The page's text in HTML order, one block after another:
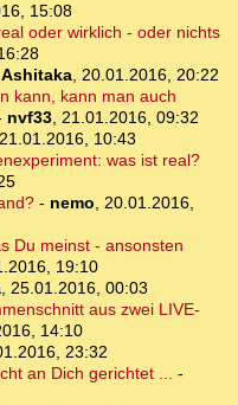
15:08
oder wirklich - oder nichts
Ashitaka, 20.01.2016, 20:22
kann, kann man auch
nvf33 21.01.2016, 09:32
21.01.2016, 10:43
was ist real?
- nemo
20.01.2016,
Du meinst - ansonsten
19:10
, 25.01.2016, 00:03
aus zwei LIVE-
14:10
23:32
an Dich gerichtet ...
-